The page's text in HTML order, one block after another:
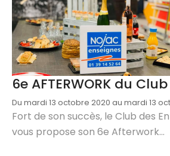
6e AFTERWORK du Club
Du mardi 13 octobre 2020 au mardi 13
Fort de son succès, le Club des
vous propose son 6e Afterwork...